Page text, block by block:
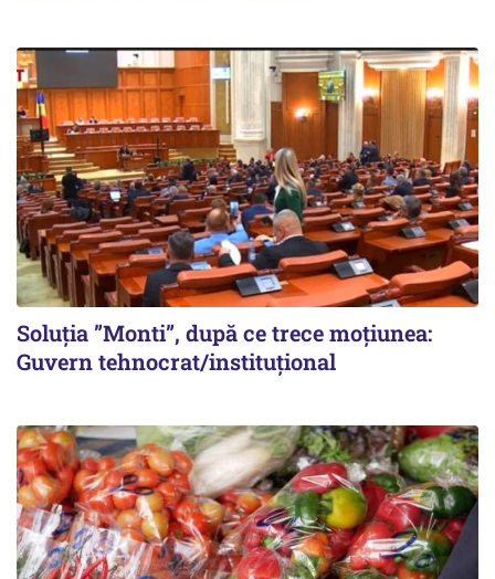
Soluția ”Monti”, după ce trece moțiunea:
Guvern tehnocrat/instituțional